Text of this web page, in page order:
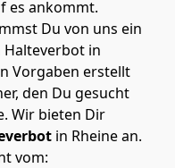
es ankommt.
Du von uns ein
in
Vorgaben erstellt
den Du gesucht
Wir bieten Dir
in Rheine an.
vom: